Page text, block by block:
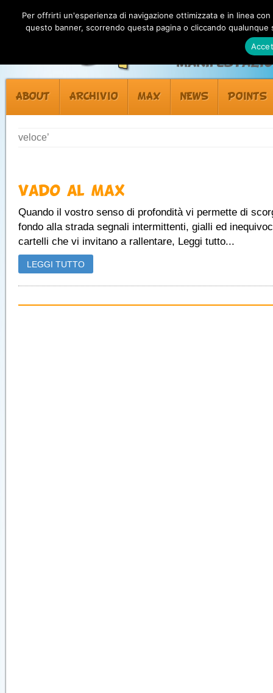
ABOUT ARCHIVIO MAX NEWS POINTS
veloce’
Vado al Max
Quando il vostro senso di profondità vi permette di
fondo alla strada segnali intermittenti, gialli ed
cartelli che vi invitano a rallentare, Leggi tutto...
LEGGI TUTTO
Per offrirti un'esperienza di navigazione ottimizzata e in linea
questo banner, scorrendo questa pagina o cliccando